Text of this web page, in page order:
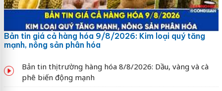
Bản tin giá cả hàng hóa 9/8/2026: Kim loại quý tăng
mạnh, nông sản phân hóa
Bản tin thị trường hàng hóa 8/8/2026: Dầu, vàng và cà
phê biến động mạnh